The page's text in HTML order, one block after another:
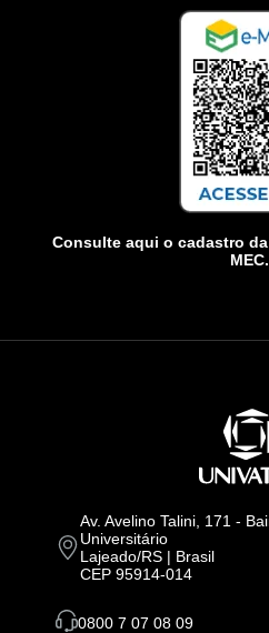
Consulte aqui o cadastro
MEC.
Av. Avelino Talini, 171 -
Universitário
Lajeado/RS | Brasil
CEP 95914-014
0800 7 07 08 09